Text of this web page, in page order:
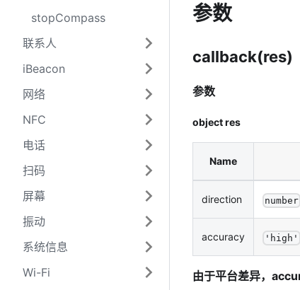
stopCompass
联系人
iBeacon
网络
NFC
电话
扫码
屏幕
振动
系统信息
Wi-Fi
参数
callback(res)
参数
object res
Name
direction number
accuracy ' high '
由于平台差异，